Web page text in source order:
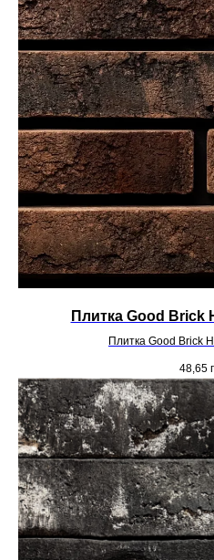
Плитка Good Brick
Плитка Good Brick
48,65